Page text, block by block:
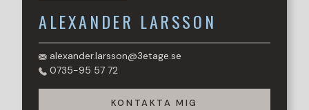
ALEXANDER LARSSON
alexander.larsson@3etage.se
0735-95 57 72
KONTAKTA MIG